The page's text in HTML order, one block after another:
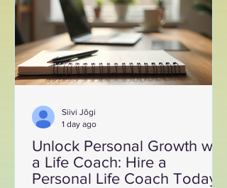
Unlock Personal Growth with
a Life Coach: Hire a
Personal Life Coach Today
Siivi Jõgi
1 day ago